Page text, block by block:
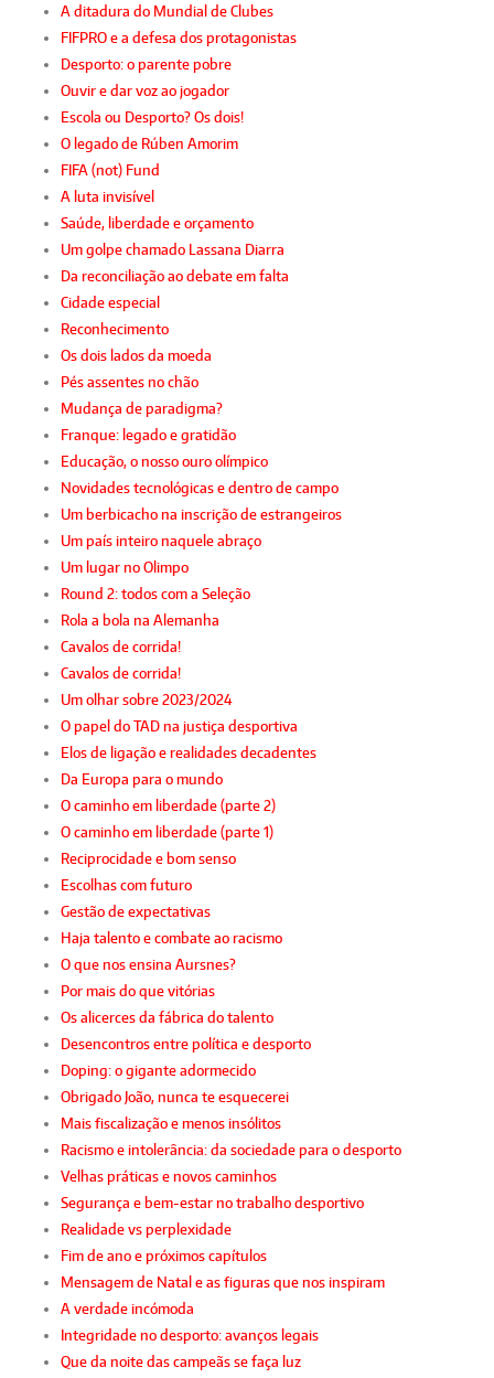
A ditadura do Mundial de Clubes
FIFPRO e a defesa dos protagonistas
Desporto: o parente pobre
Ouvir e dar voz ao jogador
Escola ou Desporto? Os dois!
O legado de Rúben Amorim
FIFA (not) Fund
A luta invisível
Saúde, liberdade e orçamento
Um golpe chamado Lassana Diarra
Da reconciliação ao debate em falta
Cidade especial
Reconhecimento
Os dois lados da moeda
Pés assentes no chão
Mudança de paradigma?
Franque: legado e gratidão
Educação, o nosso ouro olímpico
Novidades tecnológicas e dentro de campo
Um berbicacho na inscrição de estrangeiros
Um país inteiro naquele abraço
Um lugar no Olimpo
Round 2: todos com a Seleção
Rola a bola na Alemanha
Cavalos de corrida!
Cavalos de corrida!
Um olhar sobre 2023/2024
O papel do TAD na justiça desportiva
Elos de ligação e realidades decadentes
Da Europa para o mundo
O caminho em liberdade (parte 2)
O caminho em liberdade (parte 1)
Reciprocidade e bom senso
Escolhas com futuro
Gestão de expectativas
Haja talento e combate ao racismo
O que nos ensina Aursnes?
Por mais do que vitórias
Os alicerces da fábrica do talento
Desencontros entre política e desporto
Doping: o gigante adormecido
Obrigado João, nunca te esquecerei
Mais fiscalização e menos insólitos
Racismo e intolerância: da sociedade para o desporto
Velhas práticas e novos caminhos
Segurança e bem-estar no trabalho desportivo
Realidade vs perplexidade
Fim de ano e próximos capítulos
Mensagem de Natal e as figuras que nos inspiram
A verdade incómoda
Integridade no desporto: avanços legais
Que da noite das campeãs se faça luz